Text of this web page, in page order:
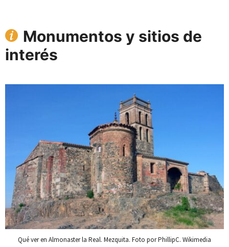
Monumentos y sitios de
interés
Qué ver en Almonaster la Real. Mezquita. Foto por PhillipC. Wikimedia